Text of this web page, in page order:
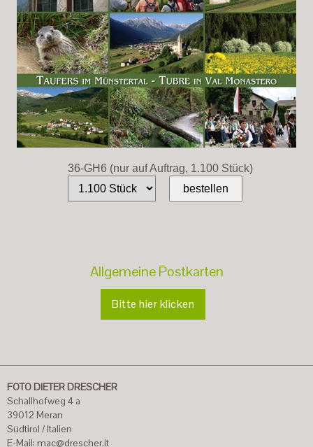
36-GH6 (nur auf Auftrag, 1.100 Stück)
Allgemeine Postkarten
Bitte hier klicken
FOTO DIETER DRESCHER
Schallhofweg 4 a
39012 Meran
Südtirol / Italien
E-Mail: mac@drescher.it